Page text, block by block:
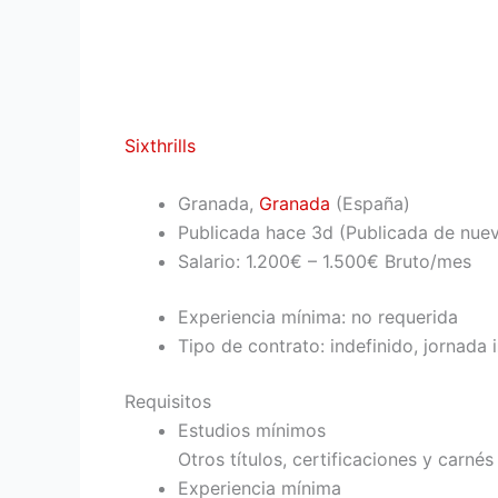
Sixthrills
Granada, Granada (España)
Publicada hace 3d (Publicada de
Salario: 1.200€ – 1.500€ Bruto/mes
Experiencia mínima: no requerida
Tipo de contrato: indefinido, jornada
Requisitos
Estudios mínimos
Otros títulos, certificaciones y carnés
Experiencia mínima